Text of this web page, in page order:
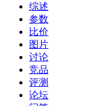
综述
参数
比价
图片
讨论
竞品
评测
论坛